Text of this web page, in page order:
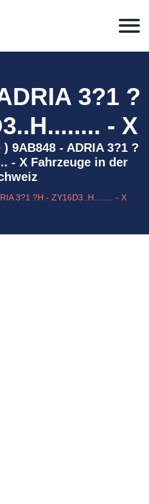
3?1 ?
- X
9AB848 - ADRIA 3?1 ?
- X Fahrzeuge in der
3?1 ?H - ZY16D3..H........ - X